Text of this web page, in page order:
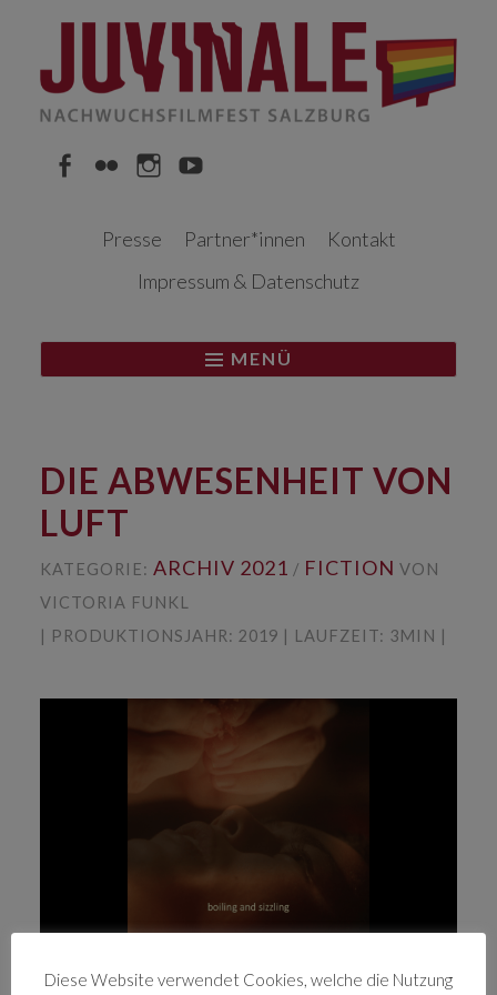
Inhalt
Presse
Partner*innen
Kontakt
Impressum & Datenschutz
MENÜ
DIE ABWESENHEIT VON
LUFT
KATEGORIE: ARCHIV 2021 / FICTION VON
VICTORIA FUNKL
| PRODUKTIONSJAHR: 2019 | LAUFZEIT: 3MIN |
Diese Website verwendet Cookies, welche die Nutzung